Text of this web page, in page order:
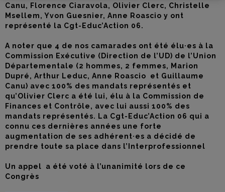
Canu, Florence Ciaravola, Olivier Clerc, Christelle
Msellem, Yvon Guesnier, Anne Roascio y ont
représenté la Cgt-Educ’Action 06.
A noter que 4 de nos camarades ont été élu·es à la
Commission Exécutive (Direction de l’UD) de l’Union
Départementale (2 hommes, 2 femmes, Marion
Dupré, Arthur Leduc, Anne Roascio et Guillaume
Canu) avec 100% des mandats représentés et
qu’Olivier Clerc a été lui, élu à la Commission de
Finances et Contrôle, avec lui aussi 100% des
mandats représentés. La Cgt-Educ’Action 06 qui a
connu ces dernières années une forte
augmentation de ses adhérent·es a décidé de
prendre toute sa place dans l’Interprofessionnel
Un appel a été voté à l’unanimité lors de ce
Congrès